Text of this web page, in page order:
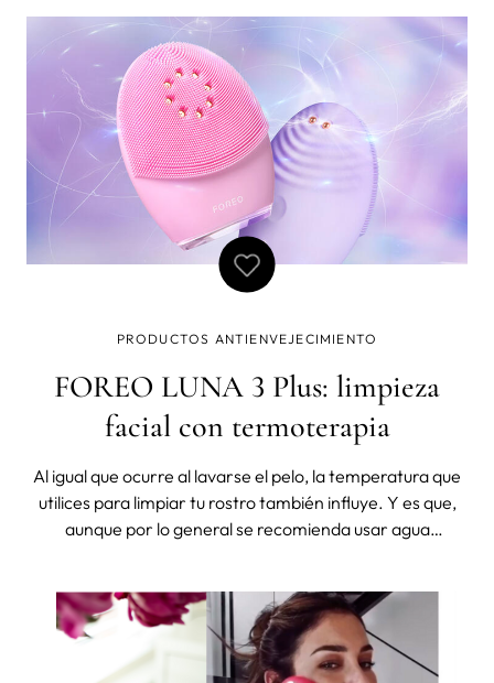
mejor. ¿Qué mejor manera de mimarse que cuidando tu
PRODUCTOS ANTIENVEJECIMIENTO
FOREO LUNA 3 Plus: limpieza
facial con termoterapia
Al igual que ocurre al lavarse el pelo, la temperatura que
utilices para limpiar tu rostro también influye. Y es que,
aunque por lo general se recomienda usar agua
puntos negros, se op